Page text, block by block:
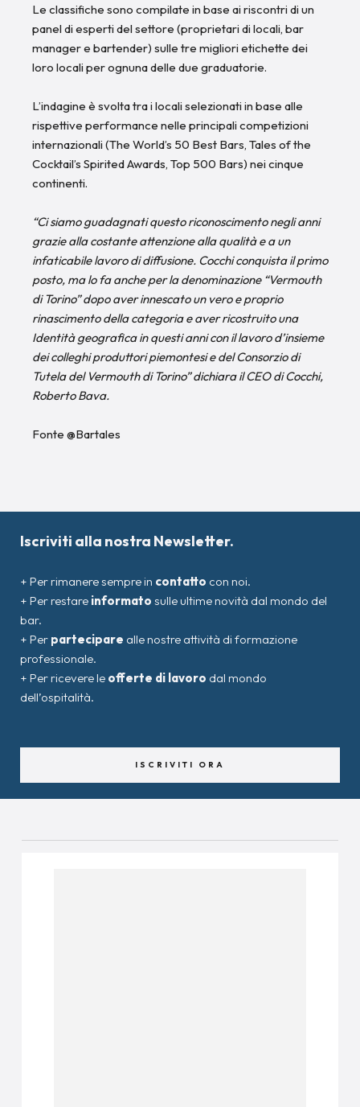
Le classifiche sono compilate in base ai riscontri di un
panel di esperti del settore (proprietari di locali, bar
manager e bartender) sulle tre migliori etichette dei
loro locali per ognuna delle due graduatorie.
L’indagine è svolta tra i locali selezionati in base alle
rispettive performance nelle principali competizioni
internazionali (The World’s 50 Best Bars, Tales of the
Cocktail’s Spirited Awards, Top 500 Bars) nei cinque
continenti.
“Ci siamo guadagnati questo riconoscimento negli anni
grazie alla costante attenzione alla qualità e a un
infaticabile lavoro di diffusione. Cocchi conquista il primo
posto, ma lo fa anche per la denominazione “Vermouth
di Torino” dopo aver innescato un vero e proprio
rinascimento della categoria e aver ricostruito una
Identità geografica in questi anni con il lavoro d’insieme
dei colleghi produttori piemontesi e del Consorzio di
Tutela del Vermouth di Torino” dichiara il CEO di Cocchi,
Roberto Bava.
Fonte @Bartales
Iscriviti alla nostra Newsletter.
+ Per rimanere sempre in contatto con noi.
+ Per restare informato sulle ultime novità dal mondo del
bar.
+ Per partecipare alle nostre attività di formazione
professionale.
+ Per ricevere le offerte di lavoro dal mondo
dell’ospitalità.
ISCRIVITI ORA